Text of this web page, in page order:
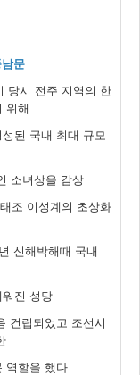
문
당시 전주 지역의 한
위해
된 국내 최대 규모
소녀상을 감상
조 이성계의 초상화
신해박해때 국내
진 성당
건립되었고 조선시
역할을 했다.